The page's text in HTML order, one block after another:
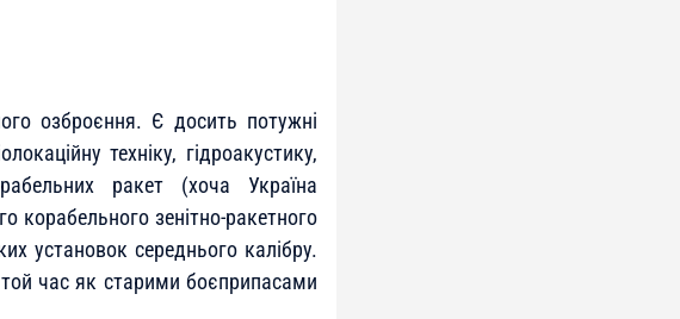
озброєння. Є досить потужні
техніку, гідроакустику,
ракет (хоча Україна
зенітно-ракетного
установок середнього калібру.
час як старими боєприпасами